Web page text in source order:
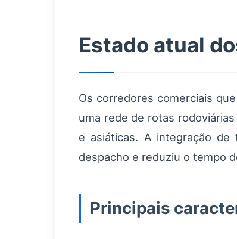
Estado atual
Os corredores comerciais
uma rede de rotas
e asiáticas. A integração de
despacho e reduziu o tempo
Principais